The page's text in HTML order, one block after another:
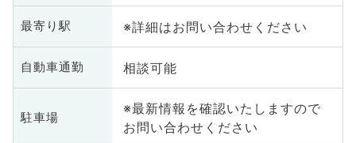
最寄り駅 ※詳細はお問い合わせください
自動車通勤 相談可能
駐車場
※最新情報を確認いたしますので
お問い合わせください